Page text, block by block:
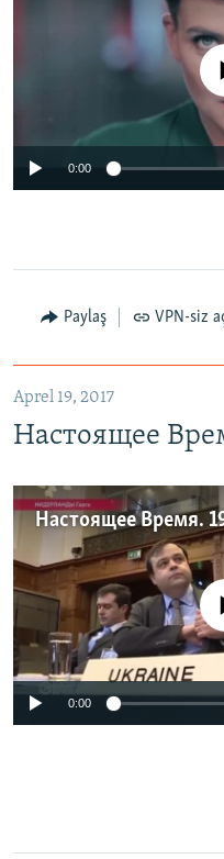
No media
0:00
Paylaş VPN-siz
Aprel 19, 2017
Настоящее
Настоящее Время.
No media
0:00